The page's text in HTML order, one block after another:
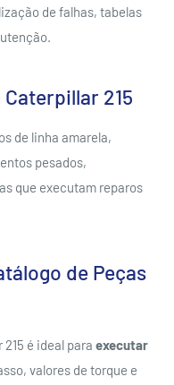
de falhas, tabelas
215
de linha amarela,
pesados,
que executam reparos
de Peças
é ideal para executar
valores de torque e